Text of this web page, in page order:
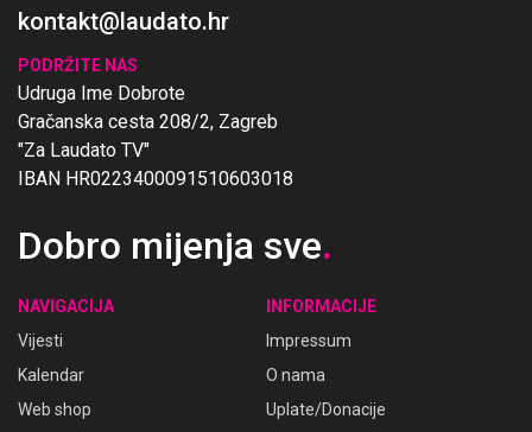
kontakt@laudato.hr
PODRŽITE NAS
Udruga Ime Dobrote
Gračanska cesta 208/2, Zagreb
"Za Laudato TV"
IBAN HR0223400091510603018
Dobro mijenja sve.
NAVIGACIJA
Vijesti
Kalendar
Web shop
INFORMACIJE
Impressum
O nama
Uplate/Donacije